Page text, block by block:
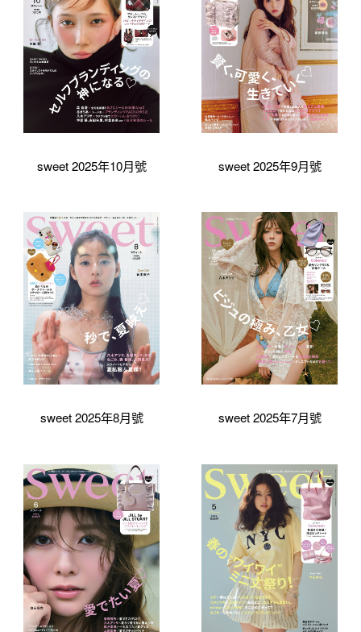
sweet 2025年10月號 sweet 2025年9月號
sweet 2025年8月號 sweet 2025年7月號